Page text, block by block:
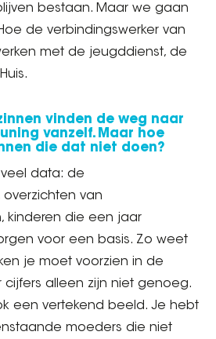
bestaan. Maar we gaan
de verbindingswerker van
met de jeugddienst, de
vinden de weg naar
vanzelf. Maar hoe
die dat niet doen?
data: de
overzichten van
kinderen die een jaar
voor een basis. Zo weet
je moet voorzien in de
cijfers alleen zijn niet genoeg.
een vertekend beeld. Je hebt
moeders die niet